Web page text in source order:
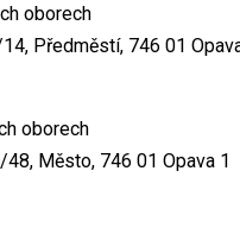
oborech
Předměstí, 746 01
oborech
Město, 746 01 Opava 1